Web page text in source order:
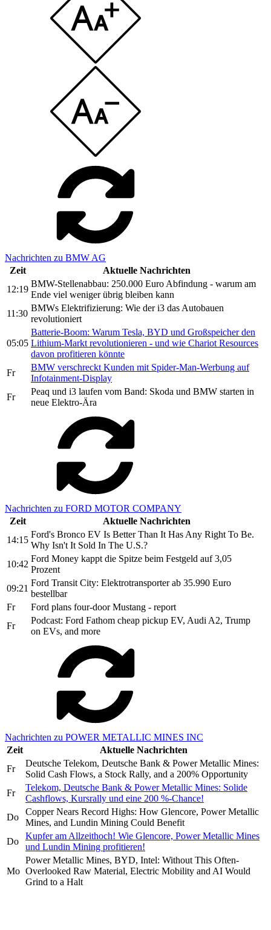
Nachrichten zu BMW AG
Zeit
Aktuelle Nachrichten
12:19
BMW-Stellenabbau: 250.000 Euro Abfindung - warum am
Ende viel weniger übrig bleiben kann
11:30
BMWs Elektrifizierung: Wie der i3 das Autobauen
revolutioniert
05:05
Batterie-Boom: Warum Tesla, BYD und Großspeicher den
Lithium-Markt revolutionieren - und wie Chariot Resources
davon profitieren könnte
Fr
BMW verschreckt Kunden mit Spider-Man-Werbung auf
Infotainment-Display
Fr
Peaq und i3 laufen vom Band: Skoda und BMW starten in
neue Elektro-Ära
Nachrichten zu FORD MOTOR COMPANY
Zeit
Aktuelle Nachrichten
14:15
Ford's Bronco EV Is Better Than It Has Any Right To Be.
Why Isn't It Sold In The U.S.?
10:42
Ford Money kappt die Spitze beim Festgeld auf 3,05
Prozent
09:21
Ford Transit City: Elektrotransporter ab 35.990 Euro
bestellbar
Fr
Ford plans four-door Mustang - report
Fr
Podcast: Ford Fathom cheap pickup EV, Audi A2, Trump
on EVs, and more
Nachrichten zu POWER METALLIC MINES INC
Zeit
Aktuelle Nachrichten
Fr
Deutsche Telekom, Deutsche Bank & Power Metallic Mines:
Solid Cash Flows, a Stock Rally, and a 200% Opportunity
Fr
Telekom, Deutsche Bank & Power Metallic Mines: Solide
Cashflows, Kursrally und eine 200 %-Chance!
Do
Copper Nears Record Highs: How Glencore, Power Metallic
Mines, and Lundin Mining Could Benefit
Do
Kupfer am Allzeithoch! Wie Glencore, Power Metallic Mines
und Lundin Mining profitieren!
Mo
Power Metallic Mines, BYD, Intel: Without This Often-
Overlooked Raw Material, Electric Mobility and AI Would
Grind to a Halt